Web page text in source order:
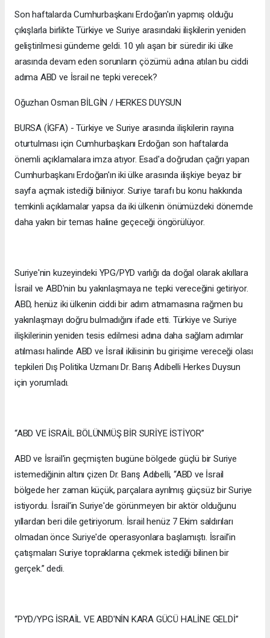
Son haftalarda Cumhurbaşkanı Erdoğan'ın yapmış olduğu
çıkışlarla birlikte Türkiye ve Suriye arasındaki ilişkilerin yeniden
geliştirilmesi gündeme geldi. 10 yılı aşan bir süredir iki ülke
arasında devam eden sorunların çözümü adına atılan bu ciddi
adıma ABD ve İsrail ne tepki verecek?
Oğuzhan Osman BİLGİN / HERKES DUYSUN
BURSA (İGFA) - Türkiye ve Suriye arasında ilişkilerin rayına
oturtulması için Cumhurbaşkanı Erdoğan son haftalarda
önemli açıklamalara imza atıyor. Esad'a doğrudan çağrı yapan
Cumhurbaşkanı Erdoğan'ın iki ülke arasında ilişkiye beyaz bir
sayfa açmak istediği biliniyor. Suriye tarafı bu konu hakkında
temkinli açıklamalar yapsa da iki ülkenin önümüzdeki dönemde
daha yakın bir temas haline geçeceği öngörülüyor.
Suriye'nin kuzeyindeki YPG/PYD varlığı da doğal olarak akıllara
İsrail ve ABD'nin bu yakınlaşmaya ne tepki vereceğini getiriyor.
ABD, henüz iki ülkenin ciddi bir adım atmamasına rağmen bu
yakınlaşmayı doğru bulmadığını ifade etti. Türkiye ve Suriye
ilişkilerinin yeniden tesis edilmesi adına daha sağlam adımlar
atılması halinde ABD ve İsrail ikilisinin bu girişime vereceği olası
tepkileri Dış Politika Uzmanı Dr. Barış Adıbelli Herkes Duysun
için yorumladı.
“ABD VE İSRAİL BÖLÜNMÜŞ BİR SURİYE İSTİYOR”
ABD ve İsrail'in geçmişten bugüne bölgede güçlü bir Suriye
istemediğinin altını çizen Dr. Barış Adıbelli, “ABD ve İsrail
bölgede her zaman küçük, parçalara ayrılmış güçsüz bir Suriye
istiyordu. İsrail'in Suriye'de görünmeyen bir aktör olduğunu
yıllardan beri dile getiriyorum. İsrail henüz 7 Ekim saldırıları
olmadan önce Suriye'de operasyonlara başlamıştı. İsrail'in
çatışmaları Suriye topraklarına çekmek istediği bilinen bir
gerçek.” dedi.
“PYD/YPG İSRAİL VE ABD'NİN KARA GÜCÜ HALİNE GELDİ”